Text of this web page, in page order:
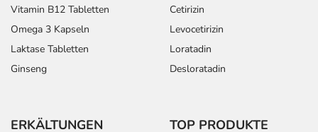
Menge) fort.
Generell gilt: Achten Sie vor allem bei Säuglingen,
gewissenhafte Dosierung. Im Zweifelsfalle fragen Sie
Vitamin B12 Tabletten
Omega 3 Kapseln
Laktase Tabletten
Ginseng
Cetirizin
Levocetirizin
Loratadin
Desloratadin
ERKÄLTUNGEN TOP PRODUKTE